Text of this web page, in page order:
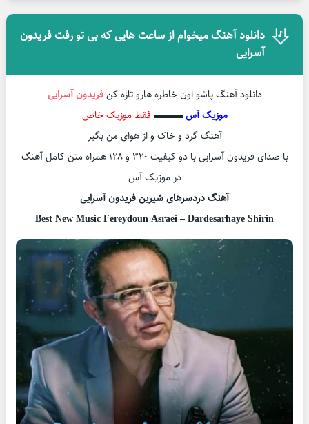
دانلود آهنگ میخوام از ساعت هایی که بی تو رفت فریدون
آسرایی
دانلود آهنگ پاشو اون خاطره هارو تازه کنفریدون آسرایی
موزیک آس▬▬▬ فقط موزیک خاص
آهنگ گرد و خاک و از هوای من بگیر
با صدای فریدون آسرایی با دو کیفیت ۳۲۰ و ۱۲۸ همراه متن کامل آهنگ
در موزیک آس
آهنگ دردسرهای شیرین فریدون آسرایی
Best New Music Fereydoun Asraei – Dardesarhaye Shirin